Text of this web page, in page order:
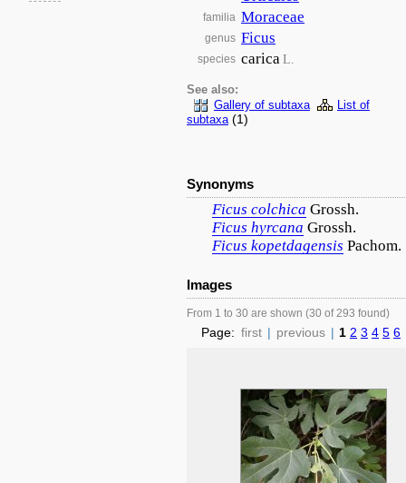
familia Moraceae
genus Ficus
species caricaL.
See also:
Gallery of subtaxa
List of
subtaxa (1)
Synonyms
Ficus colchica Grossh.
Ficus hyrcana Grossh.
Ficus kopetdagensis Pachom.
Images
From 1 to 30 are shown (30 of 293 found)
Page: first | previous | 1 2 3 4 5 6